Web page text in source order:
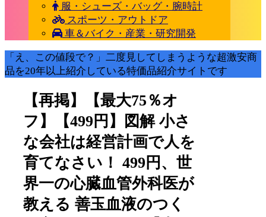
服・シューズ・バッグ・腕時計
スポーツ・アウトドア
車＆バイク・産業・研究開発
「え、この値段で？」二度見してしまうような超激安商
品を20年以上紹介している特価品紹介サイトです
【再掲】【最大75％オ
フ】【499円】図解 小さ
な会社は経営計画で人を
育てなさい！ 499円、世
界一の心臓血管外科医が
教える 善玉血液のつく